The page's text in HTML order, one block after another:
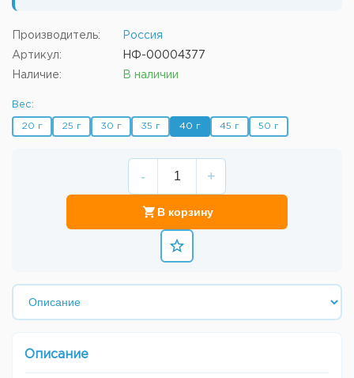
Производитель: Россия
Артикул: НФ-00004377
Наличие: В наличии
Вес:
20 г 25 г 30 г 35 г 40 г 45 г 50 г
- +
В корзину
Описание